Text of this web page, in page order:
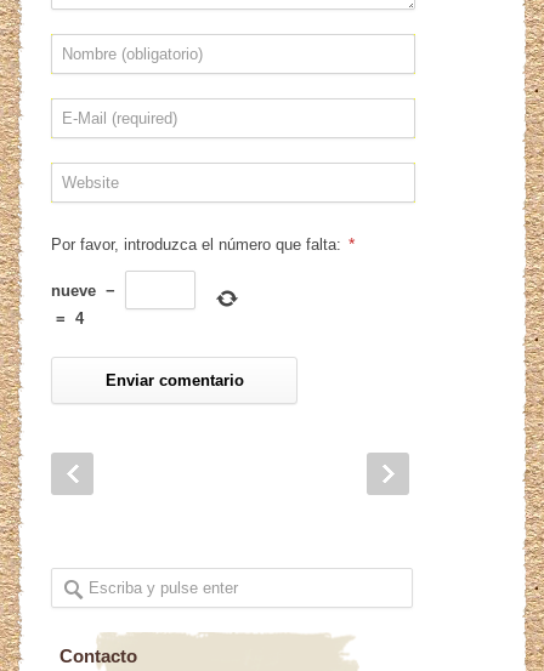
Por favor, introduzca el número que falta: *
nueve −
=
4
Contacto